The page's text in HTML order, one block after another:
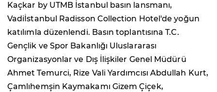
Kaçkar by UTMB İstanbul basın lansmanı,
Vadiİstanbul Radisson Collection Hotel'de yoğun
katılımla düzenlendi. Basın toplantısına T.C.
Gençlik ve Spor Bakanlığı Uluslararası
Organizasyonlar ve Dış İlişkiler Genel Müdürü
Ahmet Temurci, Rize Vali Yardımcısı Abdullah Kurt,
Çamlıhemşin Kaymakamı Gizem Çiçek,